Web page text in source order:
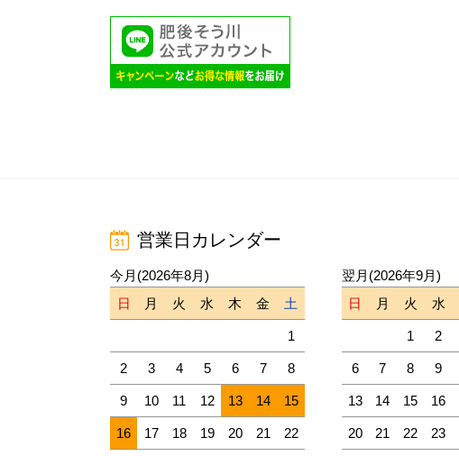
営業日カレンダー
今月(2026年8月)
日
月 火 水 木 金 土
1
2 3 4 5 6 7 8
9 10 11 12 13 14 15
16 17 18 19 20 21 22
翌月(2026年9月)
日
月 火 水
1 2
6 7 8 9
13 14 15 16
20 21 22 23